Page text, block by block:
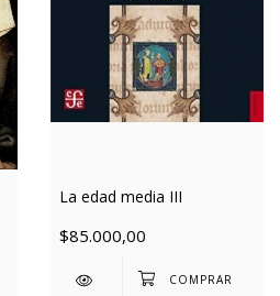
La edad media III
$85.000,00